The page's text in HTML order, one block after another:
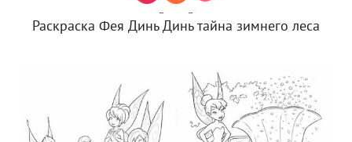
Раскраска Фея Динь Динь тайна зимнего леса